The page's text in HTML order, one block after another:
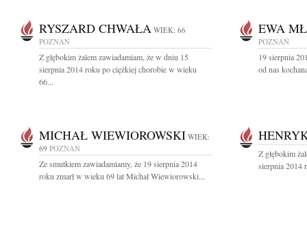
RYSZARD CHWAŁA WIEK: 66
POZNAŃ
Z głębokim żalem zawiadamiam, że w dniu 15
sierpnia 2014 roku po ciężkiej chorobie w wieku
66...
EWA
POZNAŃ
19 sierpnia
od nas
MICHAŁ WIEWIOROWSKI WIEK:
69 POZNAŃ
Ze smutkiem zawiadamiamy, że 19 sierpnia 2014
roku zmarł w wieku 69 lat Michał Wiewiorowski...
Z głębokim
sierpnia 2014